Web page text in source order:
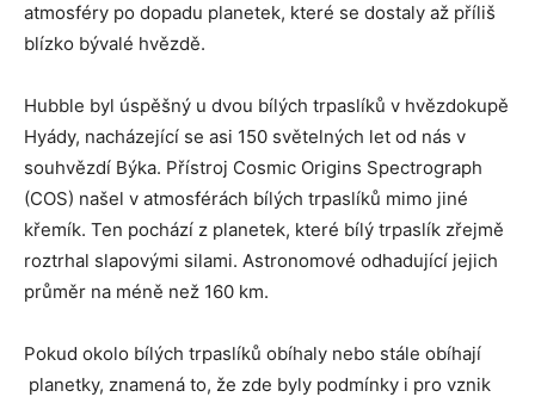
atmosféry po dopadu planetek, které se dostaly až příliš
blízko bývalé hvězdě.
Hubble byl úspěšný u dvou bílých trpaslíků v hvězdokupě
Hyády, nacházející se asi 150 světelných let od nás v
souhvězdí Býka. Přístroj Cosmic Origins Spectrograph
(COS) našel v atmosférách bílých trpaslíků mimo jiné
křemík. Ten pochází z planetek, které bílý trpaslík zřejmě
roztrhal slapovými silami. Astronomové odhadující jejich
průměr na méně než 160 km.
Pokud okolo bílých trpaslíků obíhaly nebo stále obíhají
planetky, znamená to, že zde byly podmínky i pro vznik